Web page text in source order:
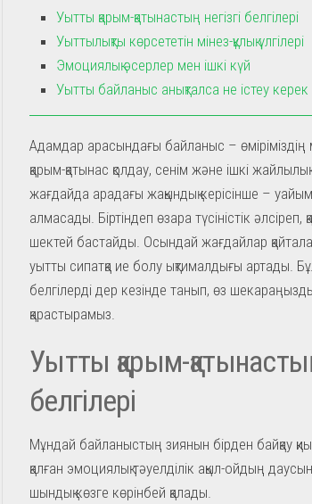
Уытты қарым-қатынастың негізгі белгілері
Уыттылықты көрсететін мінез-құлық үлгілері
Эмоциялық әсерлер мен ішкі күй
Уытты байланыс анықталса не істеу керек
Адамдар арасындағы байланыс – өміріміздің
қарым-қатынас қолдау, сенім және ішкі
жағдайда арадағы жақындық керісінше –
алмасады. Біртіндеп өзара түсіністік әлсіреп,
шектей бастайды. Осындай жағдайлар
уытты сипатқа ие болу ықтималдығы артады.
белгілерді дер кезінде танып, өз
қарастырамыз.
Уытты қарым-
белгілері
Мұндай байланыстың зиянын бірден байқау
қалған эмоциялық тәуелділік ақыл-ойдың
шындық көзге көрінбей қалады.